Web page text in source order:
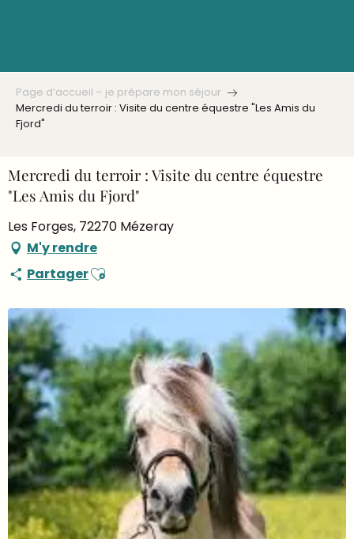
Page d’accueil – je prépare mon séjour
Mercredi du terroir : Visite du centre équestre "Les Amis du
Fjord"
Mercredi du terroir : Visite du centre équestre
"Les Amis du Fjord"
Les Forges, 72270 Mézeray
M'y rendre
PartagerAjouter aux favoris